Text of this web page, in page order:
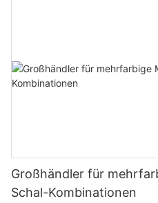
Großhändler für
Schal-Kombinationen